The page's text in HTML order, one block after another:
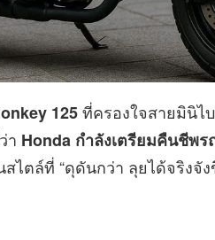
125ที่ครองใจสายมินิไ
า Honda กำลังเตรียมคืนชีพ
ไตล์ที่ “ดุดันกว่า ลุยได้จริงจั